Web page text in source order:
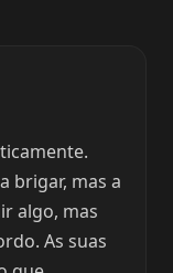
brigar, mas a
algo, mas
As suas